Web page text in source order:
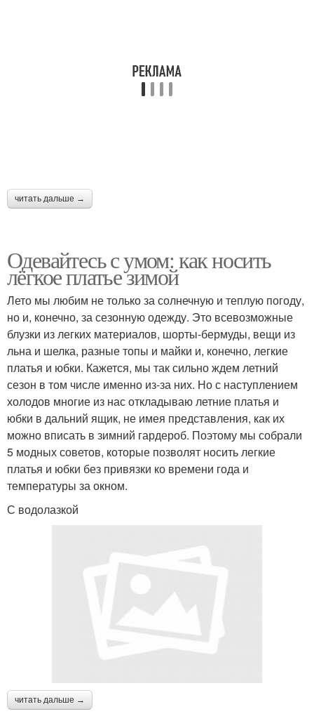
читать дальше →
Одевайтесь с умом: как носить
лёгкое платье зимой
Лето мы любим не только за солнечную и теплую погоду,
но и, конечно, за сезонную одежду. Это всевозможные
блузки из легких материалов, шорты-бермуды, вещи из
льна и шелка, разные топы и майки и, конечно, легкие
платья и юбки. Кажется, мы так сильно ждем летний
сезон в том числе именно из-за них. Но с наступлением
холодов многие из нас откладываю летние платья и
юбки в дальний ящик, не имея представления, как их
можно вписать в зимний гардероб. Поэтому мы собрали
5 модных советов, которые позволят носить легкие
платья и юбки без привязки ко времени года и
температуры за окном.
С водолазкой
читать дальше →